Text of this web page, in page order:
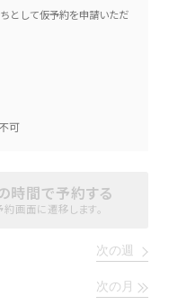
として仮予約を申請いただ
可
時間で予約する
約画面に遷移します。
次の週
次の月
町エリア